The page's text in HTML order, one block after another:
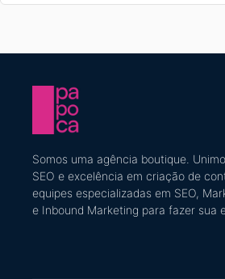
Somos uma agência boutique. U
SEO e excelência em criação de
equipes especializadas em SEO,
e Inbound Marketing para fazer sua